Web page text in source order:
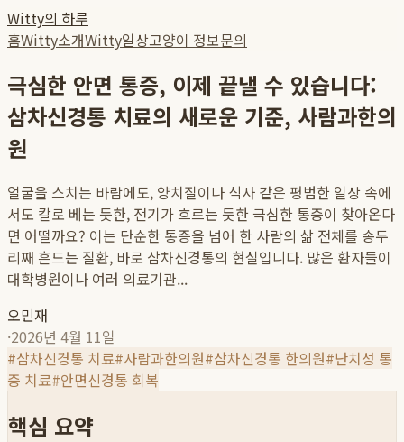
Witty의 하루
홈Witty소개Witty일상고양이 정보문의
극심한 안면 통증, 이제 끝낼 수 있습니다:
삼차신경통 치료의 새로운 기준, 사람과한의
원
얼굴을 스치는 바람에도, 양치질이나 식사 같은 평범한 일상 속에
서도 칼로 베는 듯한, 전기가 흐르는 듯한 극심한 통증이 찾아온다
면 어떨까요? 이는 단순한 통증을 넘어 한 사람의 삶 전체를 송두
리째 흔드는 질환, 바로 삼차신경통의 현실입니다. 많은 환자들이
대학병원이나 여러 의료기관...
오민재
·2026년 4월 11일
#삼차신경통 치료#사람과한의원#삼차신경통 한의원#난치성 통
증 치료#안면신경통 회복
핵심 요약